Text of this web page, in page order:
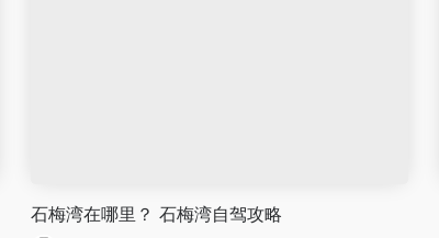
石梅湾在哪里？ 石梅湾自驾攻略